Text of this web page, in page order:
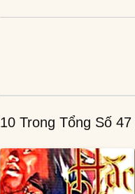
10 Trong Tổng Số